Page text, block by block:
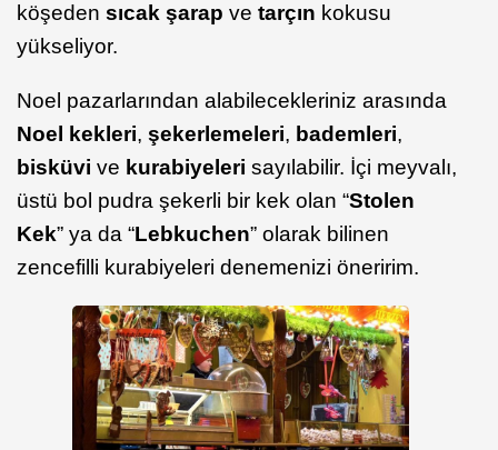
köşeden sıcak şarap ve tarçın kokusu
yükseliyor.
Noel pazarlarından alabilecekleriniz arasında
Noel kekleri, şekerlemeleri, bademleri,
bisküvi ve kurabiyeleri sayılabilir. İçi meyvalı,
üstü bol pudra şekerli bir kek olan “Stolen
Kek” ya da “Lebkuchen” olarak bilinen
zencefilli kurabiyeleri denemenizi öneririm.